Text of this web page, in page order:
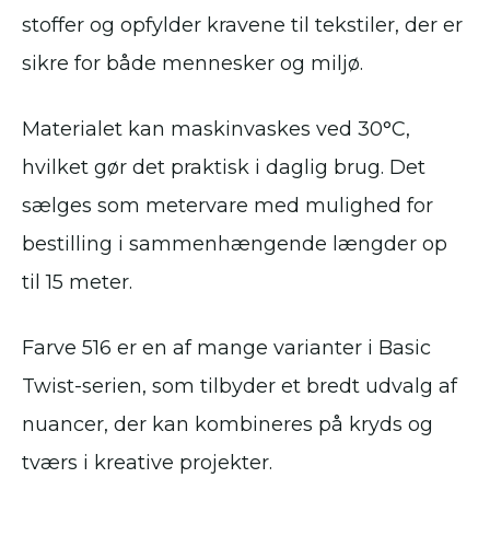
stoffer og opfylder kravene til tekstiler, der er
sikre for både mennesker og miljø.
Materialet kan maskinvaskes ved 30°C,
hvilket gør det praktisk i daglig brug. Det
sælges som metervare med mulighed for
bestilling i sammenhængende længder op
til 15 meter.
Farve 516 er en af mange varianter i Basic
Twist-serien, som tilbyder et bredt udvalg af
nuancer, der kan kombineres på kryds og
tværs i kreative projekter.